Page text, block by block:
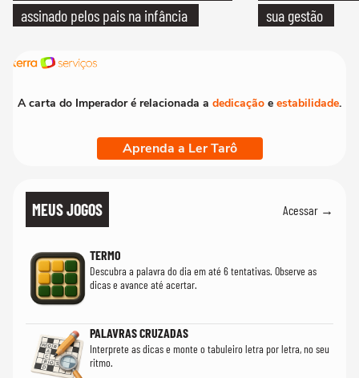
assinado pelos pais na infância
sua gestão
A carta do Imperador é relacionada a dedicação e estabilidade.
Aprenda a Ler Tarô
MEUS JOGOS Acessar →
TERMO
Descubra a palavra do dia em até 6 tentativas. Observe as
dicas e avance até acertar.
PALAVRAS CRUZADAS
Interprete as dicas e monte o tabuleiro letra por letra, no seu
ritmo.